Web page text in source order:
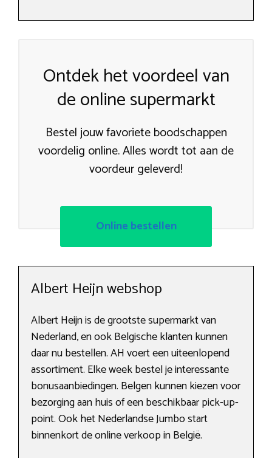
Ontdek het voordeel van
de online supermarkt
Bestel jouw favoriete boodschappen
voordelig online. Alles wordt tot aan de
voordeur geleverd!
Online bestellen
Albert Heijn webshop
Albert Heijn is de grootste supermarkt van
Nederland, en ook Belgische klanten kunnen
daar nu bestellen. AH voert een uiteenlopend
assortiment. Elke week bestel je interessante
bonusaanbiedingen. Belgen kunnen kiezen voor
bezorging aan huis of een beschikbaar pick-up-
point. Ook het Nederlandse Jumbo start
binnenkort de online verkoop in België.